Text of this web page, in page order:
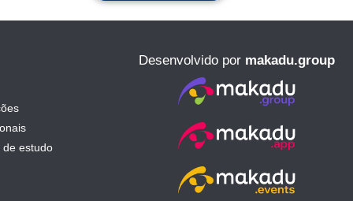
de estudo
Desenvolvido por makadu.group